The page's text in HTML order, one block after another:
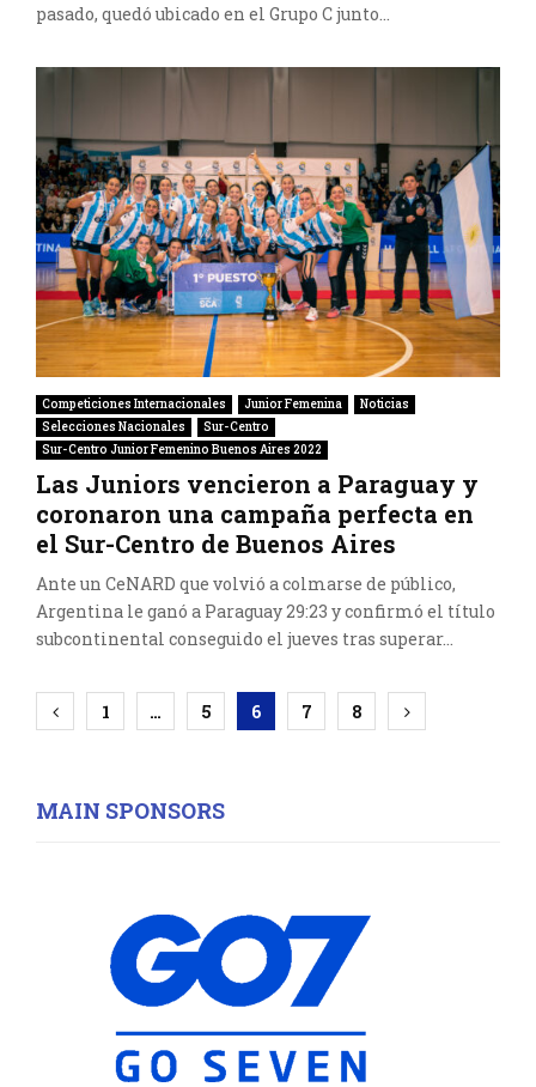
pasado, quedó ubicado en el Grupo C junto...
Competiciones Internacionales Junior Femenina
Noticias
Selecciones Nacionales
Sur-Centro
Sur-Centro Junior Femenino Buenos Aires 2022
Las Juniors vencieron a Paraguay y
coronaron una campaña perfecta en
el Sur-Centro de Buenos Aires
Ante un CeNARD que volvió a colmarse de público,
Argentina le ganó a Paraguay 29:23 y confirmó el título
subcontinental conseguido el jueves tras superar...
Paginación
entradas
1 … 5 6 7 8
MAIN SPONSORS